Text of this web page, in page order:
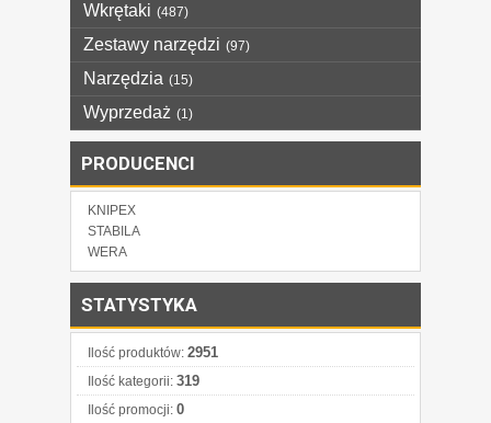
Wkrętaki (487)
Zestawy narzędzi (97)
Narzędzia (15)
Wyprzedaż (1)
PRODUCENCI
KNIPEX
STABILA
WERA
STATYSTYKA
Ilość produktów: 2951
Ilość kategorii: 319
Ilość promocji: 0